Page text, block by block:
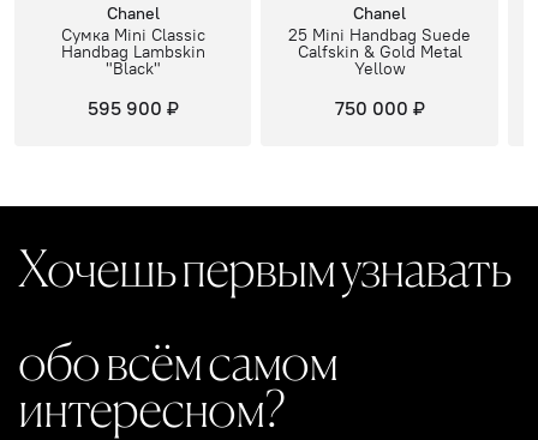
Chanel
Сумка Mini Classic
Handbag Lambskin
"Black"
595 900 ₽
Chanel
25 Mini Handbag Suede
Calfskin & Gold Metal
Yellow
750 000 ₽
Хочешь первым узнавать
обо всём самом
интересном?